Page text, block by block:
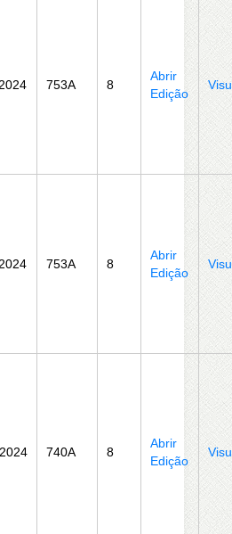
753A 8
Abrir
Edição
753A 8
Abrir
Edição
740A 8
Abrir
Edição